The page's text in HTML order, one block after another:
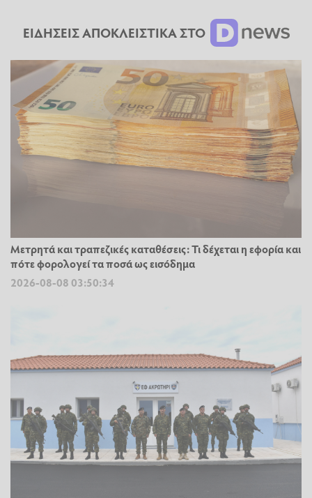
ΕΙΔΗΣΕΙΣ ΑΠΟΚΛΕΙΣΤΙΚΑ ΣΤΟ
Μετρητά και τραπεζικές καταθέσεις: Τι δέχεται η εφορία και
πότε φορολογεί τα ποσά ως εισόδημα
2026-08-08 03:50:34